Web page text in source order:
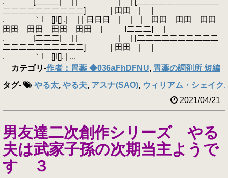
二二二二二二二二二二] | 田田 | |
. ｀l []l[] .| | | 日日日 | | | 田田 田田 田田
田田 田田 田田 田田 | l二二二] |
. [二二二| | | | | [二二二二二二二二二二
二二二二二二二二二二] | 田田 | |
. ｀l []l[]. | ...
カテゴリ-作者：胃薬 ◆036aFhDFNU, 胃薬の調剤所 短編
タグ- やる太, やる夫, アスナ(SAO), ウィリアム・シェイク
2021/04/21
男友達二次創作シリーズ やる
夫は武家子孫の次期当主ようで
す ３